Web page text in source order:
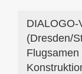
DIALOGO-
(Dresden/